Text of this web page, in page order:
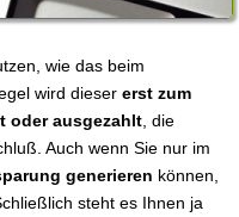
wie das beim
wird dieser erst zum
oder ausgezahlt , die
Auch wenn Sie nur im
generieren können,
steht es Ihnen ja